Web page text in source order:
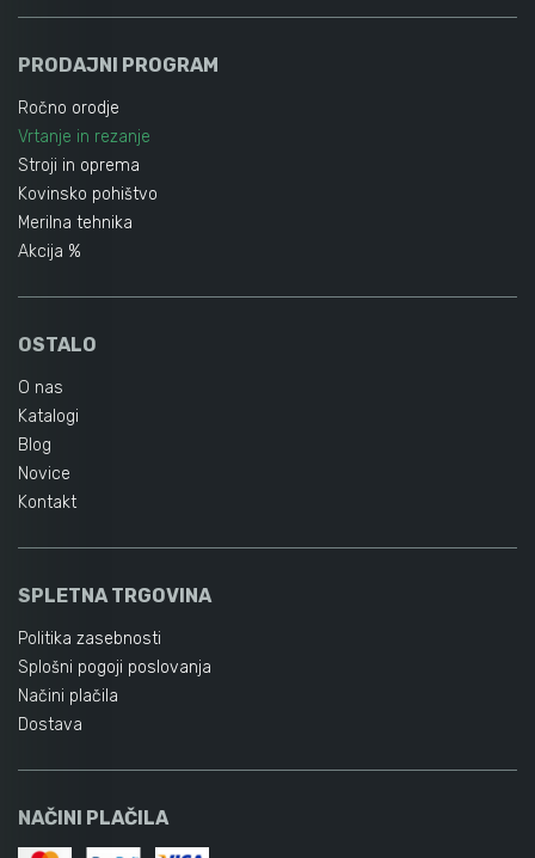
PRODAJNI PROGRAM
Ročno orodje
Vrtanje in rezanje
Stroji in oprema
Kovinsko pohištvo
Merilna tehnika
Akcija %
OSTALO
O nas
Katalogi
Blog
Novice
Kontakt
SPLETNA TRGOVINA
Politika zasebnosti
Splošni pogoji poslovanja
Načini plačila
Dostava
NAČINI PLAČILA